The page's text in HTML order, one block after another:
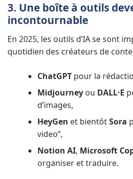
3. Une boîte à outils
incontournable
En 2025, les outils d’IA se sont
quotidien des créateurs de
ChatGPT pour la
Midjourney ou DALL·E
d’images,
HeyGen et bientôtSora
video”,
Notion AI, Microsoft
organiser et traduire.